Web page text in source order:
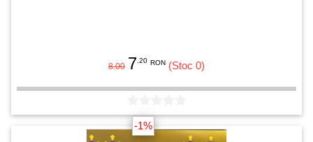
8.00 7 .20 RON (Stoc 0)
-1%